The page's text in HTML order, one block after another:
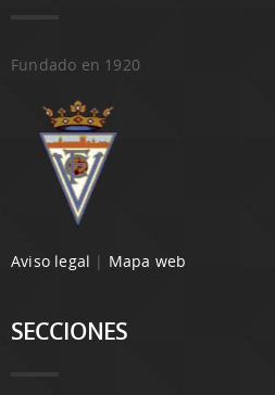
Fundado en 1920
Aviso legal | Mapa web
SECCIONES